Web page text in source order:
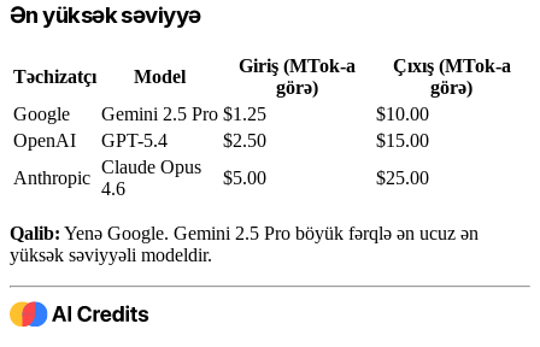
Ən yüksək səviyyə
Təchizatçı Model
Giriş (MTok-a
görə)
Çıxış (MTok-a
görə)
Google
Gemini 2.5 Pro $1.25
$10.00
OpenAI
GPT-5.4 $2.50
$15.00
Anthropic
Claude Opus
4.6
$5.00 $25.00
Qalib: Yenə Google. Gemini 2.5 Pro böyük fərqlə ən ucuz ən
yüksək səviyyəli modeldir.